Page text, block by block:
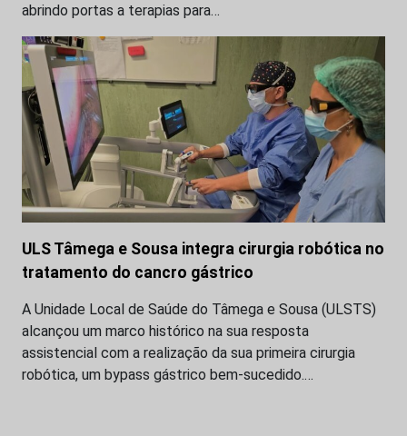
abrindo portas a terapias para…
ULS Tâmega e Sousa integra cirurgia robótica no
tratamento do cancro gástrico
A Unidade Local de Saúde do Tâmega e Sousa (ULSTS)
alcançou um marco histórico na sua resposta
assistencial com a realização da sua primeira cirurgia
robótica, um bypass gástrico bem-sucedido.…